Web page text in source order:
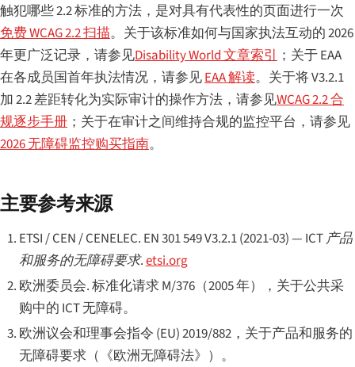
触犯哪些 2.2 标准的方法，是对具有代表性的页面进行一次
免费 WCAG 2.2 扫描。关于该标准如何与国家执法互动的 2026
年更广泛记录，请参见Disability World 文章索引 ；关于 EAA
在各成员国首年执法情况，请参见EAA 解读。关于将 V3.2.1
加 2.2 差距转化为实际审计的操作方法，请参见WCAG 2.2 合
规逐步手册 ；关于在审计之间维持合规的监控平台，请参见
2026 无障碍监控购买指南。
主要参考来源
ETSI / CEN / CENELEC. EN 301 549 V3.2.1 (2021-03) — ICT 产品
和服务的无障碍要求.etsi.org
欧洲委员会. 标准化请求 M/376（2005 年），关于公共采
购中的 ICT 无障碍。
欧洲议会和理事会指令 (EU) 2019/882，关于产品和服务的
无障碍要求（《欧洲无障碍法》）。